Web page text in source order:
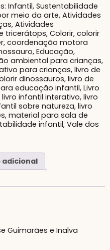
Infantil, Sustentabilidade
meio da arte, Atividades
, Atividades
tricerátops, Colorir, colorir
, coordenação motora
, Educação,
ambiental para crianças,
para crianças, livro de
dinossauros, livro de
educação infantil, Livro
livro infantil interativo, livro
sobre natureza, livro
, material para sala de
infantil, Vale dos
Guimarães e Inalva